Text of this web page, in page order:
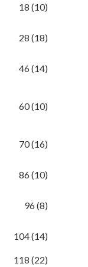
18 (10)
28 (18)
46 (14)
60 (10)
70 (16)
86 (10)
96 (8)
104 (14)
118 (22)